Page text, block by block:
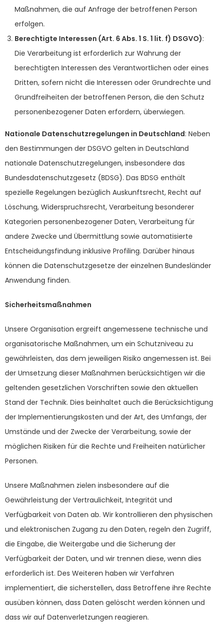
Maßnahmen, die auf Anfrage der betroffenen Person
erfolgen.
Berechtigte Interessen (Art. 6 Abs. 1 S. 1 lit. f) DSGVO):
Die Verarbeitung ist erforderlich zur Wahrung der
berechtigten Interessen des Verantwortlichen oder eines
Dritten, sofern nicht die Interessen oder Grundrechte und
Grundfreiheiten der betroffenen Person, die den Schutz
personenbezogener Daten erfordern, überwiegen.
Nationale Datenschutzregelungen in Deutschland: Neben
den Bestimmungen der DSGVO gelten in Deutschland
nationale Datenschutzregelungen, insbesondere das
Bundesdatenschutzgesetz (BDSG). Das BDSG enthält
spezielle Regelungen bezüglich Auskunftsrecht, Recht auf
Löschung, Widerspruchsrecht, Verarbeitung besonderer
Kategorien personenbezogener Daten, Verarbeitung für
andere Zwecke und Übermittlung sowie automatisierte
Entscheidungsfindung inklusive Profiling. Darüber hinaus
können die Datenschutzgesetze der einzelnen Bundesländer
Anwendung finden.
Sicherheitsmaßnahmen
Unsere Organisation ergreift angemessene technische und
organisatorische Maßnahmen, um ein Schutzniveau zu
gewährleisten, das dem jeweiligen Risiko angemessen ist. Bei
der Umsetzung dieser Maßnahmen berücksichtigen wir die
geltenden gesetzlichen Vorschriften sowie den aktuellen
Stand der Technik. Dies beinhaltet auch die Berücksichtigung
der Implementierungskosten und der Art, des Umfangs, der
Umstände und der Zwecke der Verarbeitung, sowie der
möglichen Risiken für die Rechte und Freiheiten natürlicher
Personen.
Unsere Maßnahmen zielen insbesondere auf die
Gewährleistung der Vertraulichkeit, Integrität und
Verfügbarkeit von Daten ab. Wir kontrollieren den physischen
und elektronischen Zugang zu den Daten, regeln den Zugriff,
die Eingabe, die Weitergabe und die Sicherung der
Verfügbarkeit der Daten, und wir trennen diese, wenn dies
erforderlich ist. Des Weiteren haben wir Verfahren
implementiert, die sicherstellen, dass Betroffene ihre Rechte
ausüben können, dass Daten gelöscht werden können und
dass wir auf Datenverletzungen reagieren.